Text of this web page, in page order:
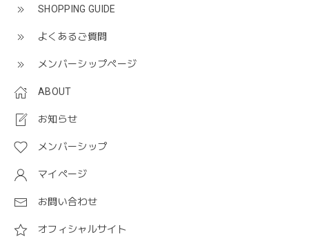
SHOPPING GUIDE
よくあるご質問
メンバーシップページ
ABOUT
お知らせ
メンバーシップ
マイページ
お問い合わせ
オフィシャルサイト